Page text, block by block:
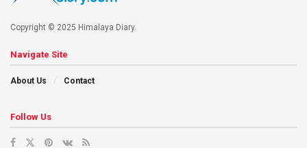
Copyright © 2025 Himalaya Diary.
Navigate Site
About Us Contact
Follow Us